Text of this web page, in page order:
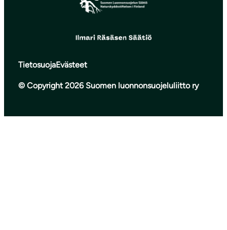
TietosuojaEvästeet
© Copyright 2026 Suomen luonnonsuojeluliitto ry